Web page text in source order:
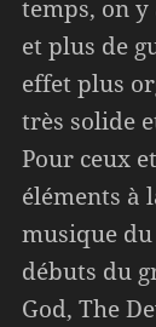
temps, on y
et plus de
effet plus
très solide
Pour ceux
éléments à
musique
débuts du
God, The